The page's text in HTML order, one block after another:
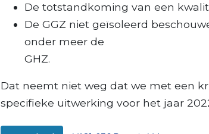
De totstandkoming van een
De GGZ niet geïsoleerd
onder meer de
GHZ.
Dat neemt niet weg dat we met een
specifieke uitwerking voor het jaar